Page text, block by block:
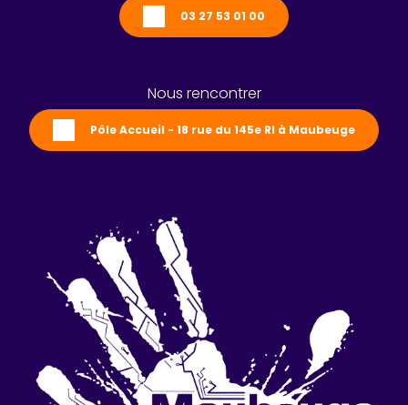
03 27 53 01 00
Nous rencontrer
Pôle Accueil - 18 rue du 145e RI à Maubeuge